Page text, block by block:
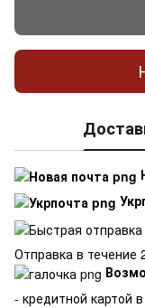
Отправка в течение
- кредитной картой